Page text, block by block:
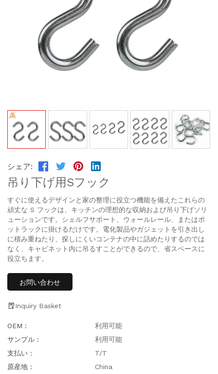
シェア:
吊り下げ用Sフック
すぐに使えるデザインと家の整理に役立つ機能を備えたこれらの
頑丈な S フックは、キッチンの理想的な収納および吊り下げソリ
ューションです。シェルフサポート、ウォールレール、またはポ
ットラックに掛けるだけです。電化製品やガジェットを引き出し
に積み重ねたり、探しにくいコンテナの中に詰めたりするのでは
なく、キャビネット内に吊るすことができるので、省スペースに
役立ちます。
お問い合わせ
Inquiry Basket
OEM：
利用可能
サンプル：
利用可能
支払い：
T/T
原産地：
China